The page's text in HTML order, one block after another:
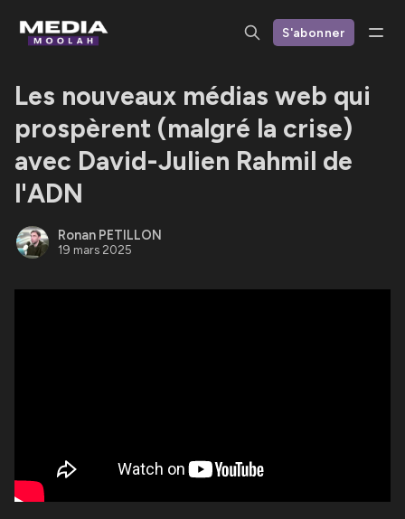
S'abonner
Les nouveaux médias web qui
prospèrent (malgré la crise)
avec David-Julien Rahmil de
l'ADN
Ronan PETILLON
19 mars 2025